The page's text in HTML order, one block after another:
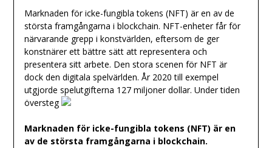
Marknaden för icke-fungibla tokens (NFT) är en av de
största framgångarna i blockchain. NFT-enheter får för
närvarande grepp i konstvärlden, eftersom de ger
konstnärer ett bättre sätt att representera och
presentera sitt arbete. Den stora scenen för NFT är
dock den digitala spelvärlden. År 2020 till exempel
utgjorde spelutgifterna 127 miljoner dollar. Under tiden
översteg
Marknaden för icke-fungibla tokens (NFT) är en
av de största framgångarna i blockchain.